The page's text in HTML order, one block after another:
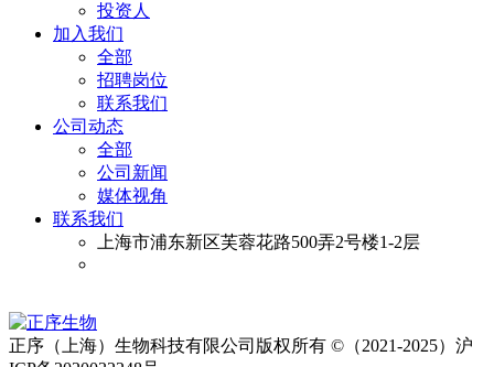
投资人
加入我们
全部
招聘岗位
联系我们
公司动态
全部
公司新闻
媒体视角
联系我们
上海市浦东新区芙蓉花路500弄2号楼1-2层
正序（上海）生物科技有限公司版权所有 ©（2021-2025）沪